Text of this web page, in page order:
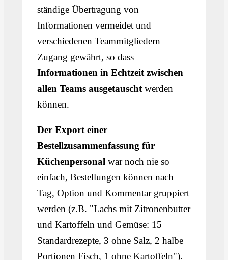
ständige Übertragung von
Informationen vermeidet und
verschiedenen Teammitgliedern
Zugang gewährt, so dass
Informationen in Echtzeit zwischen
allen Teams ausgetauscht werden
können.
Der Export einer
Bestellzusammenfassung für
Küchenpersonal war noch nie so
einfach, Bestellungen können nach
Tag, Option und Kommentar gruppiert
werden (z.B. "Lachs mit Zitronenbutter
und Kartoffeln und Gemüse: 15
Standardrezepte, 3 ohne Salz, 2 halbe
Portionen Fisch, 1 ohne Kartoffeln").